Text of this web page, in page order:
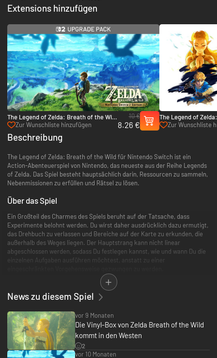
Extensions hinzufügen
The Legend of Zelda: Breath of the Wild
– Nintendo Switch 2 Edition Upgrade
Pack - Switch 2
Zur Wunschliste hinzufügen
10 €
8.26 €
The Legend of
Wild Expansion
Zur Wunschliste
Beschreibung
The Legend of Zelda: Breath of the Wild für Nintendo Switch ist ein
Action-Abenteuerspiel von Nintendo, das neueste aus der Reihe Legends
of Zelda. Das Spiel besteht hauptsächlich darin, Ressourcen zu sammeln,
Nebenmissionen zu erfüllen und Rätsel zu lösen.
Über das Spiel
Ein Großteil des Charmes des Spiels beruht auf der Tatsache, dass
Experimente belohnt werden. Du wirst daher ausdrücklich dazu ermutigt,
das Drehbuch zu verlassen und Bereiche auf der Karte zu erkunden, die
außerhalb des Weges liegen. Der Hauptstrang kann nicht linear
abgeschlossen werden, sodass Du festlegen kannst, wie und wann Du die
einzelnen Aufgaben ausführen möchtest, anstatt zu einer
Die preisgekrönte Grafik, die Physik-Engine und die hochwertige
Sprachausgabe des Spiels haben es zum Spiel des Jahres gekürt. Es
wurde als eines der besten Videospiele aller Zeiten angepriesen und ist
verständlicherweise das meistverkaufte Zelda Spiel überhaupt.
Worum geht’s?
Das Reich von Hyrule hat einen alten Feind, Ganon, der gefangen war
(ungefähr hundert Jahre vor dem Beginn des Spiels).
News zu diesem Spiel
vor 9 Monaten
Die Vinyl-Box von Zelda Breath of the Wild
kommt in den Westen
2
vor 10 Monaten